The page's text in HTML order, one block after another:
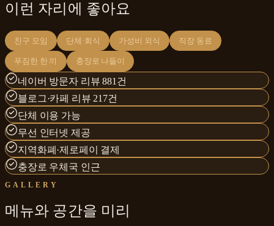
이런 자리에 좋아요
친구 모임 단체·회식 가성비 외식 직장 동료
푸짐한 한 끼 충장로 나들이
네이버 방문자 리뷰 881건
블로그·카페 리뷰 217건
단체 이용 가능
무선 인터넷 제공
지역화폐·제로페이 결제
충장로 우체국 인근
GALLERY
메뉴와 공간을 미리